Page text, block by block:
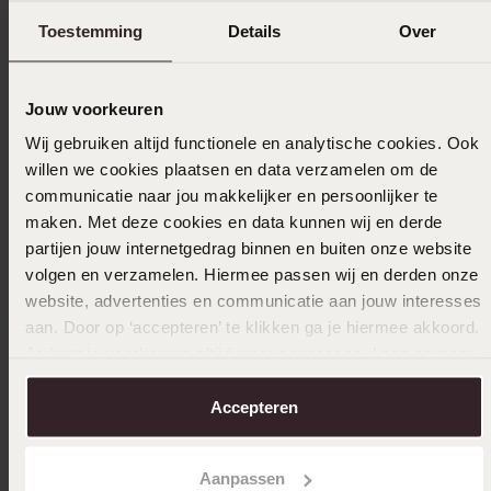
Toestemming Details Over
Jouw voorkeuren
Wij gebruiken altijd functionele en analytische cookies. Ook
willen we cookies plaatsen en data verzamelen om de
communicatie naar jou makkelijker en persoonlijker te
maken. Met deze cookies en data kunnen wij en derde
partijen jouw internetgedrag binnen en buiten onze website
volgen en verzamelen. Hiermee passen wij en derden onze
website, advertenties en communicatie aan jouw interesses
aan. Door op ‘accepteren’ te klikken ga je hiermee akkoord.
over in onscookiebeleid.
Accepteren
Aanpassen
21-03-2024 - Mir Verheijen
19-01-2024 - S I.
Mooi en stevig
Ook leuk voor jou